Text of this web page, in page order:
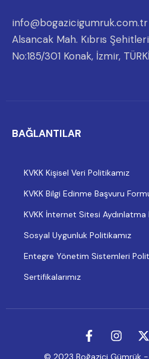
info@bogazicigumruk.com.tr
Alsancak Mah. Kıbrıs
No:185/301 Konak, İzmir,
BAĞLANTILAR
KVKK Kişisel Veri Politikamız
KVKK Bilgi Edinme Başvuru
KVKK İnternet Sitesi Aydınlatma
Sosyal Uygunluk Politikamız
Entegre Yönetim Sistemleri
Sertifikalarımız
© 2023 Boğaziçi Gümrük